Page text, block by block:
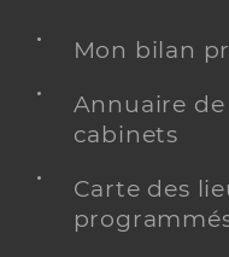
Mon bilan
Annuaire
cabinets
Carte des